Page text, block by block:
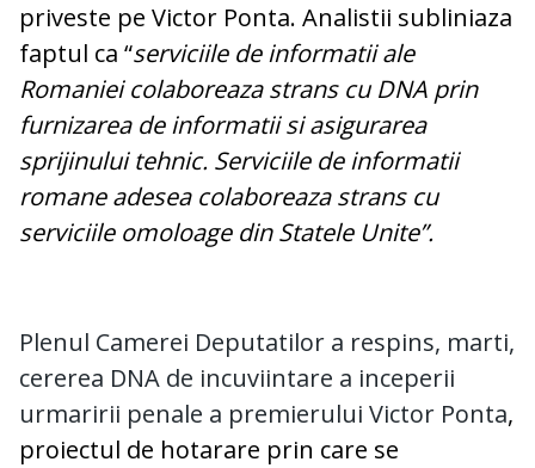
priveste pe Victor Ponta. Analistii subliniaza
faptul ca “serviciile de informatii ale
Romaniei colaboreaza strans cu DNA prin
furnizarea de informatii si asigurarea
sprijinului tehnic. Serviciile de informatii
romane adesea colaboreaza strans cu
serviciile omoloage din Statele Unite”.
Plenul Camerei Deputatilor a respins, marti,
cererea DNA de incuviintare a inceperii
urmaririi penale a premierului Victor Ponta,
proiectul de hotarare prin care se